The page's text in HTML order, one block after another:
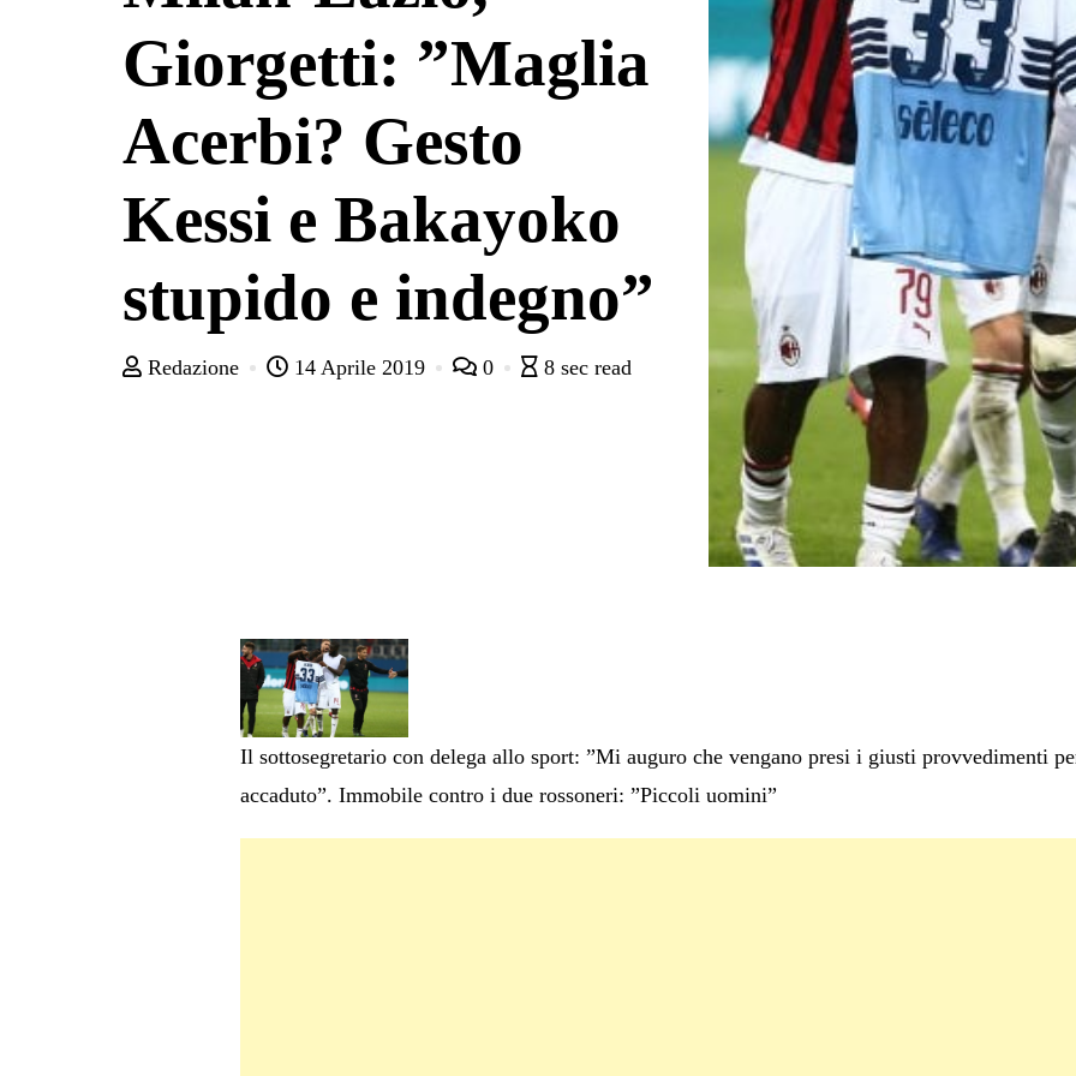
Giorgetti: ”Maglia
Acerbi? Gesto
Kessi e Bakayoko
stupido e indegno”
Redazione 14 Aprile 2019 0 8 sec read
Il sottosegretario con delega allo sport: ”Mi auguro che vengano presi i giusti provvedimenti
accaduto”. Immobile contro i due rossoneri: ”Piccoli uomini”